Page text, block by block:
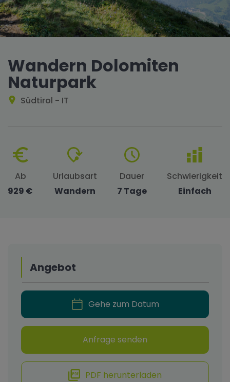
Wandern Dolomiten
Naturpark
Südtirol - IT
Ab
929 €
Urlaubsart
Wandern
Dauer
7 Tage
Schwierigkeit
Einfach
Angebot
Gehe zum Datum
Anfrage senden
PDF herunterladen